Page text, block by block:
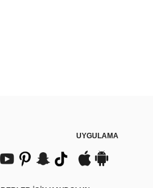
UYGULAMA